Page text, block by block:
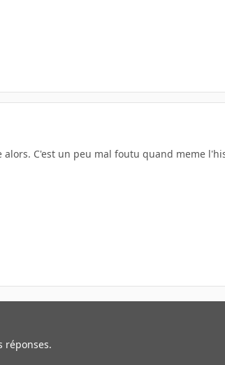
C'est un peu mal foutu quand meme
réponses.